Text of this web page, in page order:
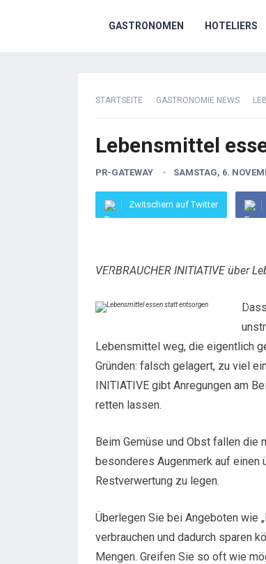
GASTRONOMEN HOTELIERS
STARTSEITE GASTRONOMIE NEWS
Lebensmittel
PR-GATEWAY SAMSTAG, 6.
Zwitschern auf Twitter
VERBRAUCHER INITIATIVE über
Lebensmittel weg, die eigentlich
Gründen: falsch gelagert, zu viel
INITIATIVE gibt Anregungen am
retten lassen.
Beim Gemüse und Obst fallen die
besonderes Augenmerk auf einen
Restverwertung zu legen.
Überlegen Sie bei Angeboten wie
verbrauchen und dadurch sparen
Mengen. Greifen Sie so oft wie